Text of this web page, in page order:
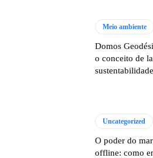
Meio ambiente
Domos
o conceito de
sustentabilidade
Uncategorized
O poder do
offline: como